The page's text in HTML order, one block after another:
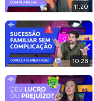
11:20
10:28